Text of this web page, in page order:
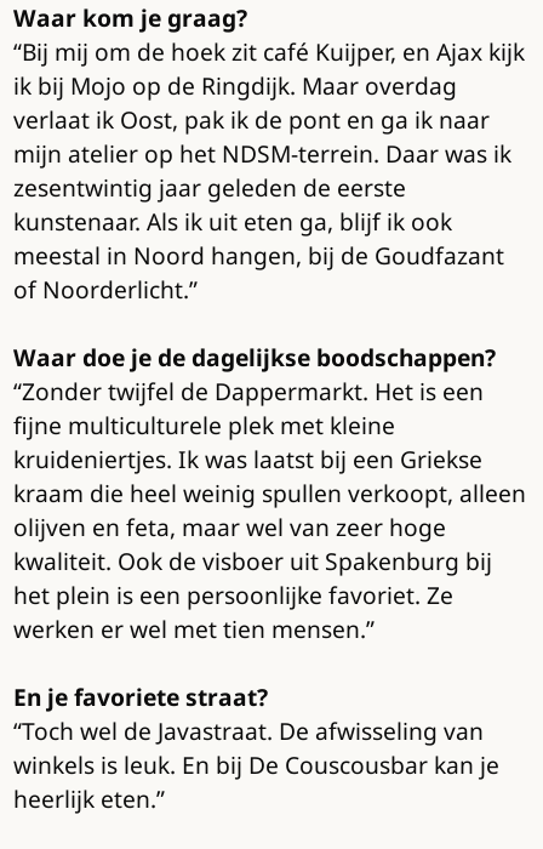
Waar kom je graag?
“Bij mij om de hoek zit café Kuijper, en Ajax kijk
ik bij Mojo op de Ringdijk. Maar overdag
verlaat ik Oost, pak ik de pont en ga ik naar
mijn atelier op het NDSM-terrein. Daar was ik
zesentwintig jaar geleden de eerste
kunstenaar. Als ik uit eten ga, blijf ik ook
meestal in Noord hangen, bij de Goudfazant
of Noorderlicht.”
Waar doe je de dagelijkse boodschappen?
“Zonder twijfel de Dappermarkt. Het is een
fijne multiculturele plek met kleine
kruideniertjes. Ik was laatst bij een Griekse
kraam die heel weinig spullen verkoopt, alleen
olijven en feta, maar wel van zeer hoge
kwaliteit. Ook de visboer uit Spakenburg bij
het plein is een persoonlijke favoriet. Ze
werken er wel met tien mensen.”
En je favoriete straat?
“Toch wel de Javastraat. De afwisseling van
winkels is leuk. En bij De Couscousbar kan je
heerlijk eten.”